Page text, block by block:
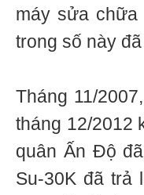
máy sửa chữa
trong số này
Tháng 11/
tháng 12/2012
quân Ấn Độ
Su-30K đã trả